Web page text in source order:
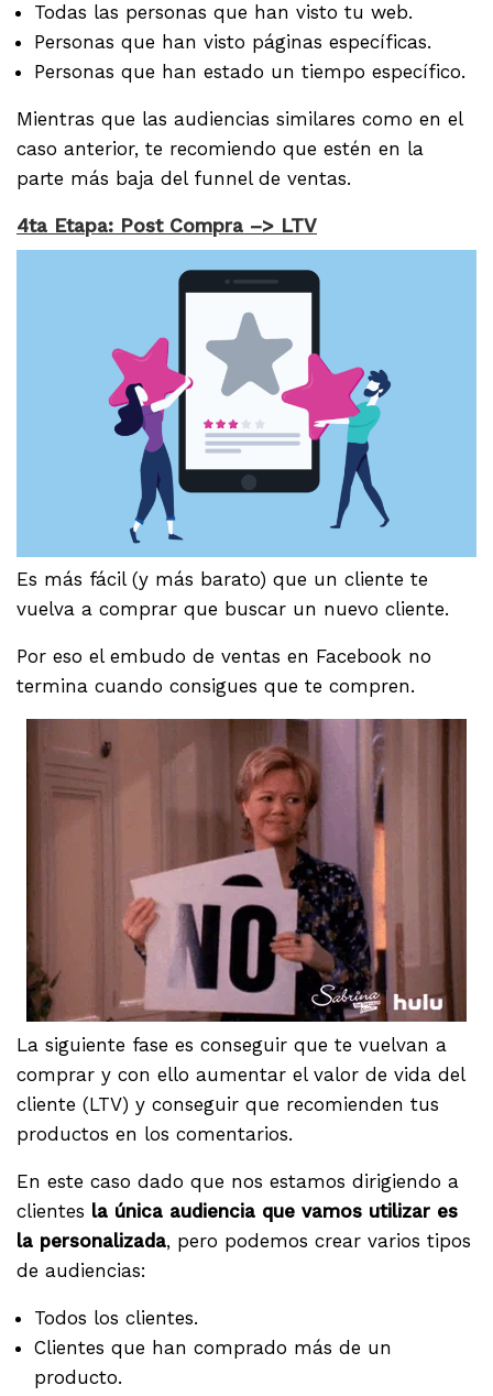
Todas las personas que han visto tu web.
Personas que han visto páginas específicas.
Personas que han estado un tiempo específico.
Mientras que las audiencias similares como en el
caso anterior, te recomiendo que estén en la
parte más baja del funnel de ventas.
4ta Etapa: Post Compra –> LTV
Es más fácil (y más barato) que un cliente te
vuelva a comprar que buscar un nuevo cliente.
Por eso el embudo de ventas en Facebook no
termina cuando consigues que te compren.
La siguiente fase es conseguir que te vuelvan a
comprar y con ello aumentar el valor de vida del
cliente (LTV) y conseguir que recomienden tus
productos en los comentarios.
En este caso dado que nos estamos dirigiendo a
clientes la única audiencia que vamos utilizar es
la personalizada, pero podemos crear varios tipos
de audiencias:
Todos los clientes.
Clientes que han comprado más de un
producto.